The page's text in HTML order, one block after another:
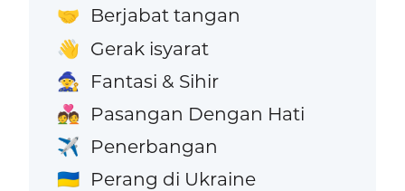
🤝 Berjabat tangan
👋 Gerak isyarat
🧙 Fantasi & Sihir
💑 Pasangan Dengan Hati
✈️ Penerbangan
🇺🇦 Perang di Ukraine